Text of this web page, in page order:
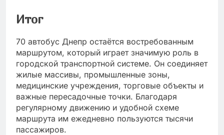
Итог
70 автобус Днепр остаётся востребованным
маршрутом, который играет значимую роль в
городской транспортной системе. Он соединяет
жилые массивы, промышленные зоны,
медицинские учреждения, торговые объекты и
важные пересадочные точки. Благодаря
регулярному движению и удобной схеме
маршрута им ежедневно пользуются тысячи
пассажиров.